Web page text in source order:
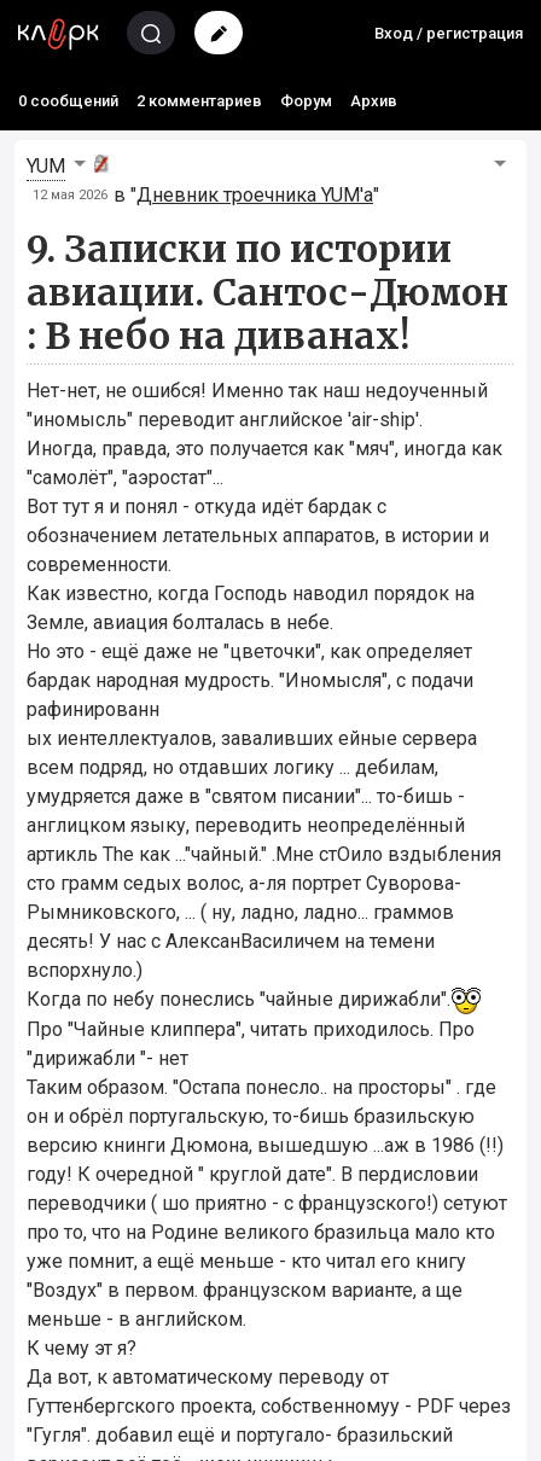
Вход / регистрация
0 сообщений 2 комментариев Форум Архив
YUM
12 мая 2026 в "Дневник троечника YUM'а"
9. Записки по истории
авиации. Сантос-Дюмон
: В небо на диванах!
Нет-нет, не ошибся! Именно так наш недоученный
"иномысль" переводит английское 'air-ship'.
Иногда, правда, это получается как "мяч", иногда как
"самолёт", "аэростат"...
Вот тут я и понял - откуда идёт бардак с
обозначением летательных аппаратов, в истории и
современности.
Как известно, когда Господь наводил порядок на
Земле, авиация болталась в небе.
Но это - ещё даже не "цветочки", как определяет
бардак народная мудрость. "Иномысля", с подачи
рафинированн
ых иентеллектуалов, заваливших ейные сервера
всем подряд, но отдавших логику ... дебилам,
умудряется даже в "святом писании"... то-бишь -
англицком языку, переводить неопределённый
артикль The как ..."чайный." .Мне стОило вздыбления
сто грамм седых волос, а-ля портрет Суворова-
Рымниковского, ... ( ну, ладно, ладно... граммов
десять! У нас с АлексанВасиличем на темени
вспорхнуло.)
Когда по небу понеслись "чайные дирижабли".
Про "Чайные клиппера", читать приходилось. Про
"дирижабли "- нет
Таким образом. "Остапа понесло.. на просторы" . где
он и обрёл португальскую, то-бишь бразильскую
версию книнги Дюмона, вышедшую ...аж в 1986 (!!)
году! К очередной " круглой дате". В пердисловии
переводчики ( шо приятно - с французского!) сетуют
про то, что на Родине великого бразильца мало кто
уже помнит, а ещё меньше - кто читал его книгу
"Воздух" в первом. французском варианте, а ще
меньше - в английском.
К чему эт я?
Да вот, к автоматическому переводу от
Гуттенбергского проекта, собственномуу - PDF через
"Гугля". добавил ещё и португало- бразильский